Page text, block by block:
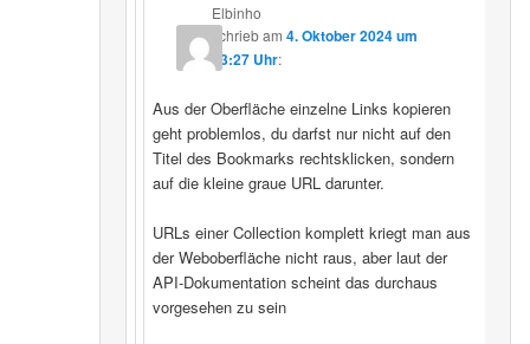
Elbinho
schriebam 4. Oktober 2024 um
13:27 Uhr:
Aus der Oberfläche einzelne Links kopieren
geht problemlos, du darfst nur nicht auf den
Titel des Bookmarks rechtsklicken, sondern
auf die kleine graue URL darunter.
URLs einer Collection komplett kriegt man aus
der Weboberfläche nicht raus, aber laut der
API-Dokumentation scheint das durchaus
vorgesehen zu sein